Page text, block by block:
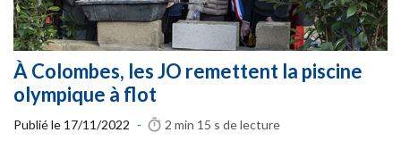
À Colombes, les JO remettent la piscine
olympique à flot
Publié le 17/11/2022 - 2 min 15 s de lecture